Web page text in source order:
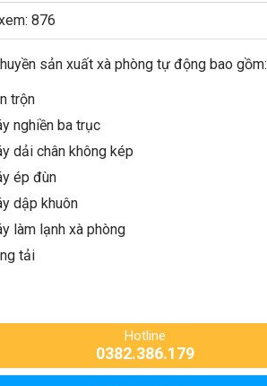
876
sản xuất xà phòng tự động bao gồm:
trộn
nghiền ba trục
dải chân không kép
ép đùn
dập khuôn
làm lạnh xà phòng
tải
Hotline
0382.386.179